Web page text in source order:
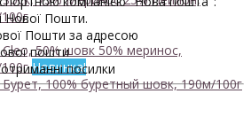
50% шовк 50% меринос,
Новинка!
100% буретный шовк, 190м/100г
Нової Пошти.
Пошти за адресою
пошти
посилки